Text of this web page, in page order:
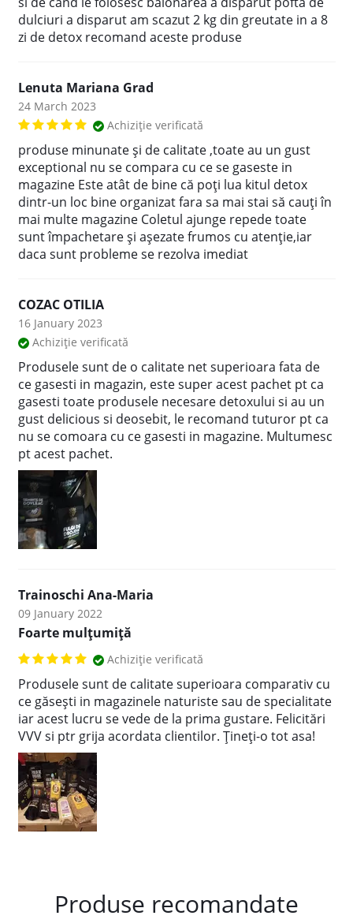
dulciuri a disparut am scazut 2 kg din greutate in a 8
zi de detox recomand aceste produse
Lenuta Mariana Grad
24 March 2023
Achiziție verificată
produse minunate și de calitate ,toate au un gust
exceptional nu se compara cu ce se gaseste in
magazine Este atât de bine că poți lua kitul detox
dintr-un loc bine organizat fara sa mai stai să cauți în
mai multe magazine Coletul ajunge repede toate
sunt împachetare și așezate frumos cu atenție,iar
daca sunt probleme se rezolva imediat
COZAC OTILIA
16 January 2023
Achiziție verificată
Produsele sunt de o calitate net superioara fata de
ce gasesti in magazin, este super acest pachet pt ca
gasesti toate produsele necesare detoxului si au un
gust delicious si deosebit, le recomand tuturor pt ca
nu se comoara cu ce gasesti in magazine. Multumesc
pt acest pachet.
Trainoschi Ana-Maria
09 January 2022
Foarte mulțumiță
Achiziție verificată
Produsele sunt de calitate superioara comparativ cu
ce găsești in magazinele naturiste sau de specialitate
iar acest lucru se vede de la prima gustare. Felicitări
VVV si ptr grija acordata clientilor. Țineți-o tot asa!
Produse recomandate